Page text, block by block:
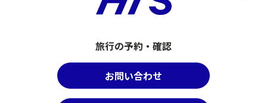
旅行の予約・確認
お問い合わせ